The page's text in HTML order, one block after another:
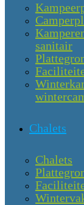
sanitair
Chalets
Chalets